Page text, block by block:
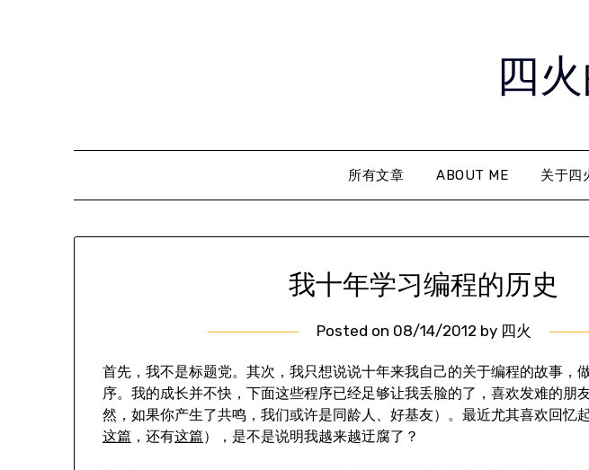
四
所有文章 ABOUT ME 关于四
我十年学习编程的历史
Posted on 08/14/2012 by 四火
首先，我不是标题党。其次，我只想说说十年来我自己的关于编程的故事，
序。我的成长并不快，下面这些程序已经足够让我丢脸的了，喜欢发难的朋
然，如果你产生了共鸣，我们或许是同龄人、好基友）。最近尤其喜欢回忆
这篇 ，还有这篇），是不是说明我越来越迂腐了？